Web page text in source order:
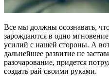
Все мы должны осознавать,
зарождаются в одно
усилий с нашей стороны. А
дальнейшее развитие не
разочарование, придется
создать рай своими руками.